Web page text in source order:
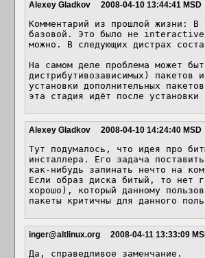
Alexey Gladkov 2008-04-10 13:44:41 MSD
Комментарий из прошлой жизни: В
базовой. Это было не
можно. В следующих дистрах
На самом деле проблема может
дистрибутивозависимых) пакетов
установки дополнительных
эта стадия идёт после установки
Alexey Gladkov 2008-04-10 14:24:40 MSD
Тут подумалось, что идея про
инсталлера. Его задача
как-нибудь запинать нечто на
Если образ диска битый, то нет
хорошо), который данному
пакеты критичны для данного
inger@altlinux.org 2008-04-11 13:33:09
Да, справедливое заменчание.